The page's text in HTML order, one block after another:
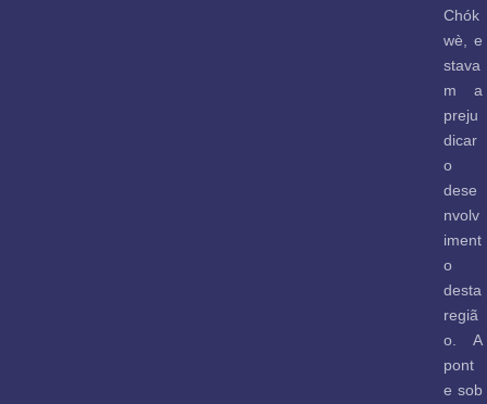
Chók
wè, e
stava
m a
preju
dicar
o
dese
nvolv
iment
o
desta
regiã
o. A
pont
e sob